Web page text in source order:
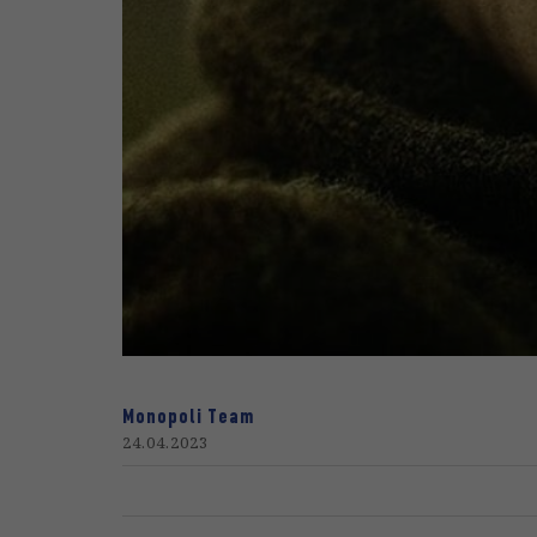
Monopoli Team
24.04.2023